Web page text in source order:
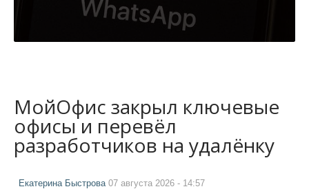
МойОфис закрыл ключевые
офисы и перевёл
разработчиков на удалёнку
Екатерина Быстрова 07 августа 2026 - 14:57